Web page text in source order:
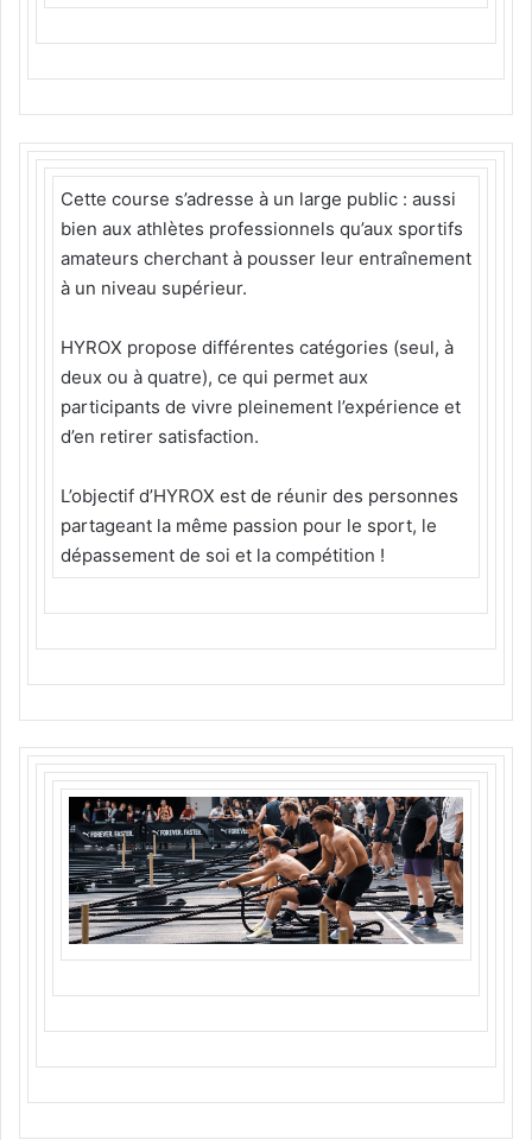
Cette course s’adresse à un large public : aussi
bien aux athlètes professionnels qu’aux sportifs
amateurs cherchant à pousser leur entraînement
à un niveau supérieur.
HYROX propose différentes catégories (seul, à
deux ou à quatre), ce qui permet aux
participants de vivre pleinement l’expérience et
d’en retirer satisfaction.
L’objectif d’HYROX est de réunir des personnes
partageant la même passion pour le sport, le
dépassement de soi et la compétition !